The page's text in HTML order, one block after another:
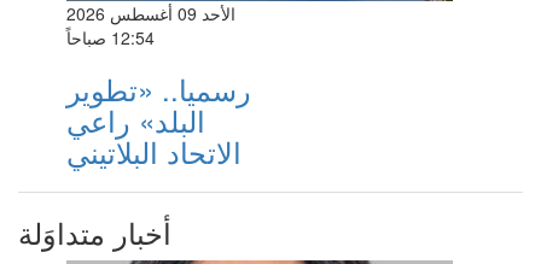
الأحد 09 أغسطس 2026
12:54 صباحاً
رسميا.. «تطوير
البلد» راعي
الاتحاد البلاتيني
أخبار متداوَلة